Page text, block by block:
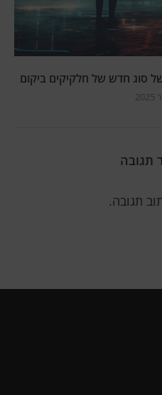
סוג חדש של חלקיקים ביקום
תגובה
תגובה.